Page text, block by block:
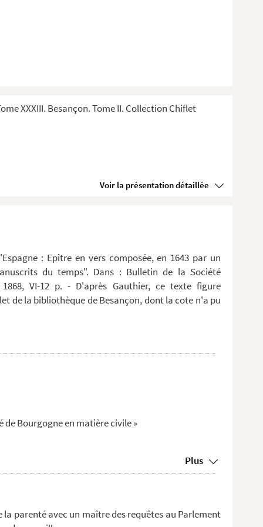
XXXIII. Besançon. Tome II. Collection Chiflet
Voir la présentation détaillée
: Epître en vers composée, en 1643 par un
du temps". Dans : Bulletin de la Société
VI-12 p. - D'après Gauthier, ce texte figure
de la bibliothèque de Besançon, dont la cote n'a pu
de Bourgogne en matière civile »
Plus
parenté avec un maître des requêtes au Parlement